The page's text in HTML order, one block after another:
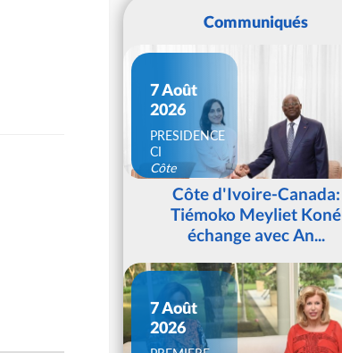
Communiqués
7 Août
2026
PRESIDENCE
CI
Côte
d'IvoireCôte d'Ivoire-Canada:
Tiémoko Meyliet Koné
échange avec An...
7 Août
2026